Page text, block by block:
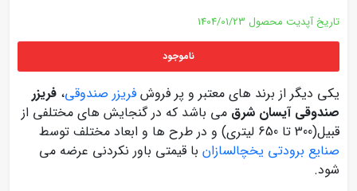
تاریخ آپدیت محصول 1404/01/23
ناموجود
یکی دیگر از برند های معتبر و پر فروش فریزر صندوقی، فریزر
صندوقی آیسان شرق می باشد که در گنجایش های مختلفی از
قبیل(300 تا 650 لیتری) و در طرح ها و ابعاد مختلف توسط
صنایع برودتی یخچالسازان با قیمتی باور نکردنی عرضه می
شود.